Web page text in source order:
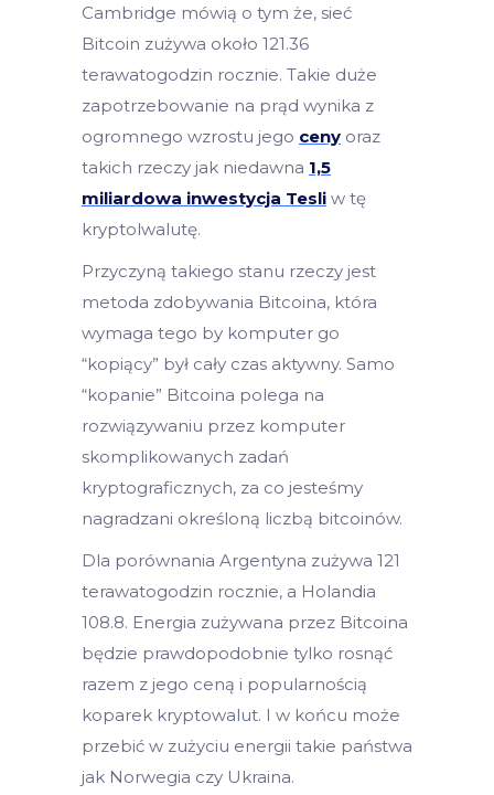
Cambridge mówią o tym że, sieć
Bitcoin zużywa około 121.36
terawatogodzin rocznie. Takie duże
zapotrzebowanie na prąd wynika z
ogromnego wzrostu jego ceny oraz
takich rzeczy jak niedawna 1,5
miliardowa inwestycja Tesli w tę
kryptolwalutę.
Przyczyną takiego stanu rzeczy jest
metoda zdobywania Bitcoina, która
wymaga tego by komputer go
“kopiący” był cały czas aktywny. Samo
“kopanie” Bitcoina polega na
rozwiązywaniu przez komputer
skomplikowanych zadań
kryptograficznych, za co jesteśmy
nagradzani określoną liczbą bitcoinów.
Dla porównania Argentyna zużywa 121
terawatogodzin rocznie, a Holandia
108.8. Energia zużywana przez Bitcoina
będzie prawdopodobnie tylko rosnąć
razem z jego ceną i popularnością
koparek kryptowalut. I w końcu może
przebić w zużyciu energii takie państwa
jak Norwegia czy Ukraina.